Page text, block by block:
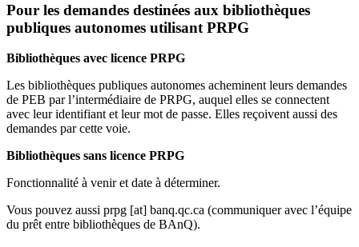
Pour les demandes destinées aux bibliothèques
publiques autonomes utilisant PRPG
Bibliothèques avec licence PRPG
Les bibliothèques publiques autonomes acheminent leurs demandes
de PEB par l’intermédiaire de PRPG, auquel elles se connectent
avec leur identifiant et leur mot de passe. Elles reçoivent aussi des
demandes par cette voie.
Bibliothèques sans licence PRPG
Fonctionnalité à venir et date à déterminer.
Vous pouvez aussi prpg [at] banq.qc.ca (communiquer avec l’équipe
du prêt entre bibliothèques de BAnQ).